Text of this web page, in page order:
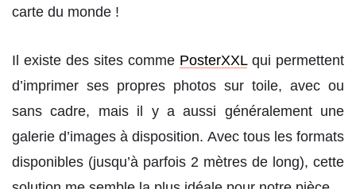
carte du monde !
Il existe des sites comme PosterXXLqui permettent
d’imprimer ses propres photos sur toile, avec ou
sans cadre, mais il y a aussi généralement une
galerie d’images à disposition. Avec tous les formats
disponibles (jusqu’à parfois 2 mètres de long), cette